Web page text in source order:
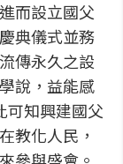
而設立國父
典儀式並務
傳永久之設
說，益能感
可知興建國父
教化人民，